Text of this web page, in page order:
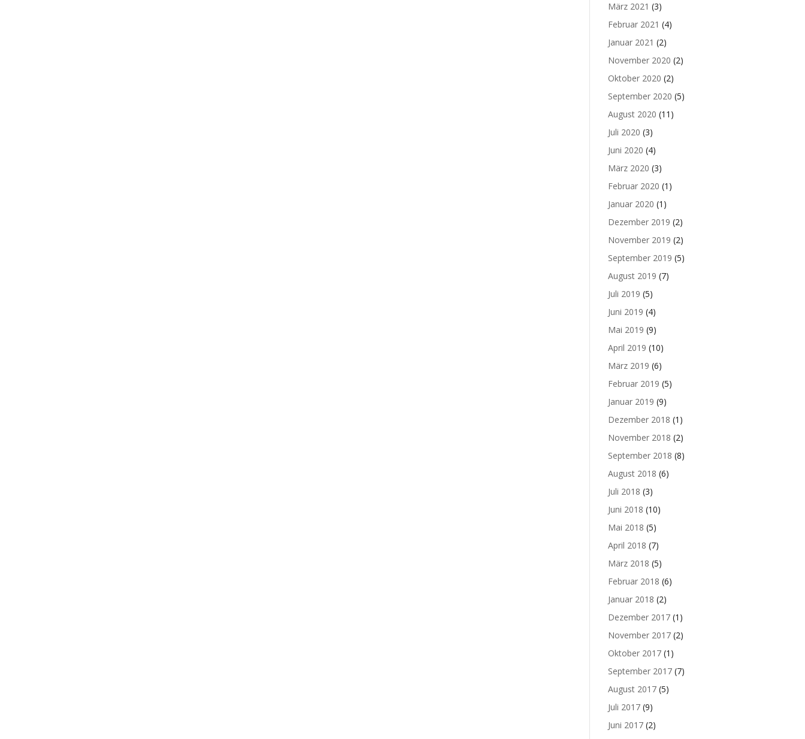
März 2021 (3)
Februar 2021 (4)
Januar 2021 (2)
November 2020 (2)
Oktober 2020 (2)
September 2020 (5)
August 2020 (11)
Juli 2020 (3)
Juni 2020 (4)
März 2020 (3)
Februar 2020 (1)
Januar 2020 (1)
Dezember 2019 (2)
November 2019 (2)
September 2019 (5)
August 2019 (7)
Juli 2019 (5)
Juni 2019 (4)
Mai 2019 (9)
April 2019 (10)
März 2019 (6)
Februar 2019 (5)
Januar 2019 (9)
Dezember 2018 (1)
November 2018 (2)
September 2018 (8)
August 2018 (6)
Juli 2018 (3)
Juni 2018 (10)
Mai 2018 (5)
April 2018 (7)
März 2018 (5)
Februar 2018 (6)
Januar 2018 (2)
Dezember 2017 (1)
November 2017 (2)
Oktober 2017 (1)
September 2017 (7)
August 2017 (5)
Juli 2017 (9)
Juni 2017 (2)